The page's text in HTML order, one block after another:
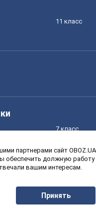
11 класс
7 класс
9 класс
партнерами сайт
обеспечить должную работу
вашим интересам.
Принять